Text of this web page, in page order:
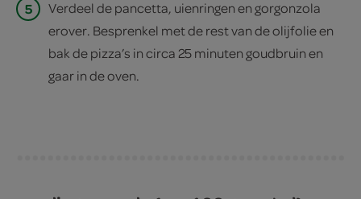
5
Verdeel de pancetta, uienringen en gorgonzola
erover. Besprenkel met de rest van de olijfolie en
bak de pizza’s in circa 25 minuten goudbruin en
gaar in de oven.